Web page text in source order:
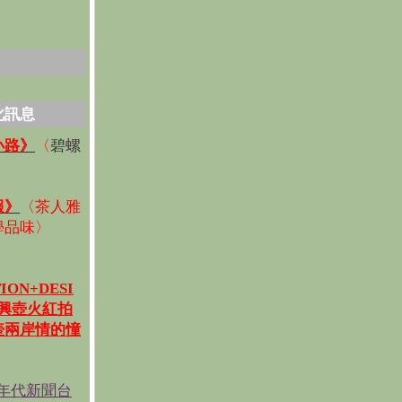
訊息
》 〈碧螺
〈茶人雅
味〉
壺火紅拍
岸情的憧
代新聞台